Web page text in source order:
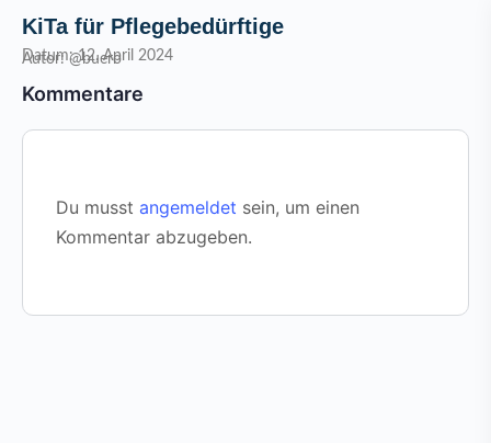
KiTa für Pflegebedürftige
Datum: 12. April 2024
Autor: @buero
Kommentare
Du musst angemeldet sein, um einen
Kommentar abzugeben.